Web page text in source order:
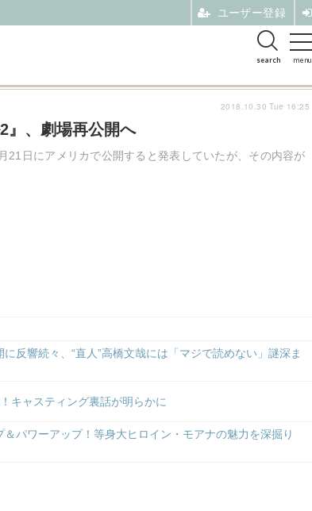
menu
search
』、劇場再公開へ
日にアメリカで公開すると発表していたが、その内容が
反響続々、“直人”高橋文哉には「マジで読めない」謎深ま
キャスティング裏話が明らかに
パワーアップ！等身大ヒロイン・モアナの魅力を深掘り
2018.10.30 Tue 16:25
ユーザー登録